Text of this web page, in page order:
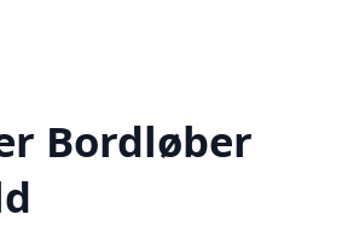
Bordløber